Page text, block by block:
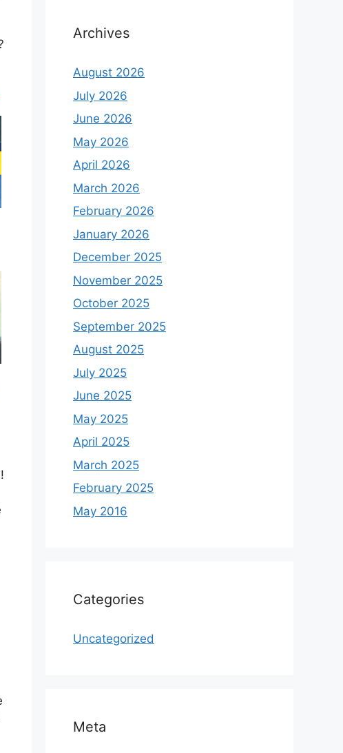
Archives
August 2026
July 2026
June 2026
May 2026
April 2026
March 2026
February 2026
January 2026
December 2025
November 2025
October 2025
September 2025
August 2025
July 2025
June 2025
May 2025
April 2025
March 2025
February 2025
May 2016
Categories
Uncategorized
Meta